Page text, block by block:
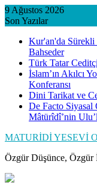
Skip
to
9 Ağustos 2026
Son Yazılar
Kur'an'da Sürekli
Bahseder
Türk Tatar
İslam’ın Akılcı
Konferansı
Dini Tarikat ve
De Facto Siyasal
Mâtürîdî’nin
MATURİDİ YESEVİ
Özgür Düşünce,